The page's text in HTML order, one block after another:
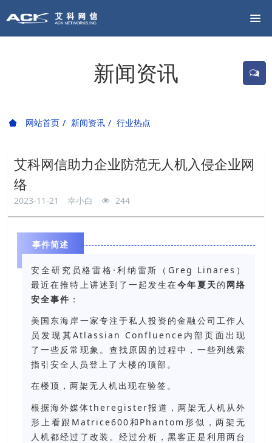
新闻资讯
网站首页 新闻资讯 行业热点
艾科网信助力企业防范无人机入侵企业网
络
2023-11-21 幸小白 244
事件简述
安全研究员格雷格·利纳雷斯（Greg Linares）
最近在推特上讲述到了一起发生在今年夏天的 网络
安全事件 ：
美国东海岸一家专注于私人投资的金融公司工作人
员发现其Atlassian Confluence内部页面出现
了一些反常现象。查找原因的过程中，一些列线索
指引安全人员登上了大楼的顶部。
在楼顶，两架无人机出现在验签。
根据海外媒体theregister报道，两架无人机从外
形上看跟Matrice600和Phantom形似，两架无
人机都经过了改装。经过分析，黑客正是利用两台